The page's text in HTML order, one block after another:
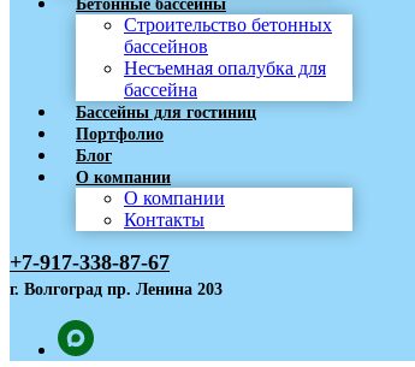
Бетонные бассейны
Строительство бетонных
бассейнов
Несъемная опалубка для
бассейна
Бассейны для гостиниц
Портфолио
Блог
О компании
О компании
Контакты
+7-917-338-87-67
г. Волгоград пр. Ленина 203